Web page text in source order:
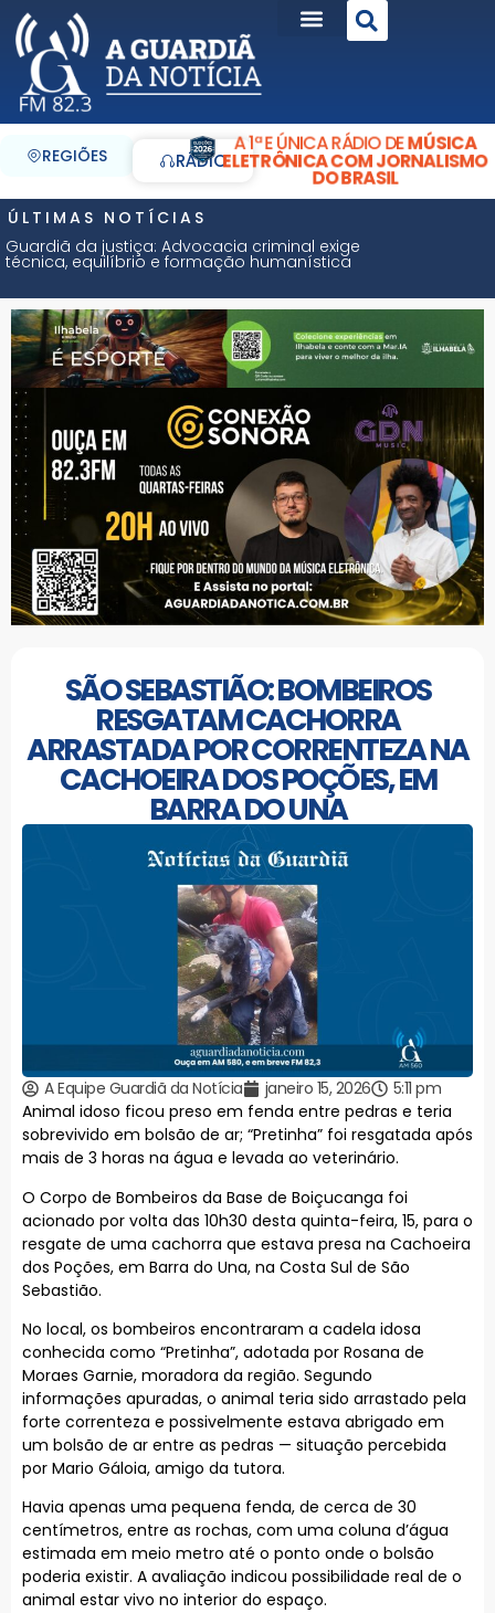
REGIÕES RÁDIO
A 1ª E ÚNICA RÁDIO DEMÚSICA
ELETRÔNICA COM JORNALISMO
DO BRASIL
ÚLTIMAS NOTÍCIAS
Guardiã da justiça: Advocacia criminal exige
técnica, equilíbrio e formação humanística
SÃO SEBASTIÃO: BOMBEIROS
RESGATAM CACHORRA
ARRASTADA POR CORRENTEZA NA
CACHOEIRA DOS POÇÕES, EM
BARRA DO UNA
A Equipe Guardiã da Notícia janeiro 15, 2026
5:11 pm
Animal idoso ficou preso em fenda entre pedras e teria
sobrevivido em bolsão de ar; “Pretinha” foi resgatada após
mais de 3 horas na água e levada ao veterinário.
O Corpo de Bombeiros da Base de Boiçucanga foi
acionado por volta das 10h30 desta quinta-feira, 15, para o
resgate de uma cachorra que estava presa na Cachoeira
dos Poções, em Barra do Una, na Costa Sul de São
Sebastião.
No local, os bombeiros encontraram a cadela idosa
conhecida como “Pretinha”, adotada por Rosana de
Moraes Garnie, moradora da região. Segundo
informações apuradas, o animal teria sido arrastado pela
forte correnteza e possivelmente estava abrigado em
um bolsão de ar entre as pedras — situação percebida
por Mario Gáloia, amigo da tutora.
Havia apenas uma pequena fenda, de cerca de 30
centímetros, entre as rochas, com uma coluna d’água
estimada em meio metro até o ponto onde o bolsão
poderia existir. A avaliação indicou possibilidade real de o
animal estar vivo no interior do espaço.